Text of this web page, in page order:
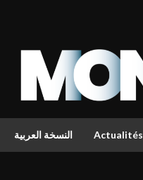
النسخة العربية Actualités